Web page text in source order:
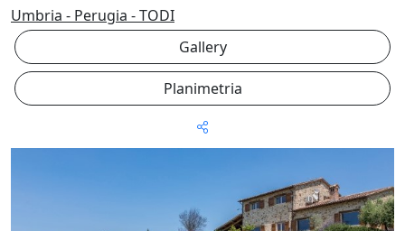
Umbria - Perugia - TODI
Gallery
Planimetria